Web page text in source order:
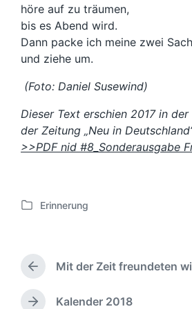
höre auf zu träumen,
bis es Abend wird.
Dann packe ich meine zwei
und ziehe um.
(Foto: Daniel Susewind)
Dieser Text erschien 2017 in
der Zeitung „Neu in
>>PDF nid #8_Sonderausgabe
V
ö
f
e
Erinnerung
V
o
r
Mit der Zeit freundeten
Kalender 2018